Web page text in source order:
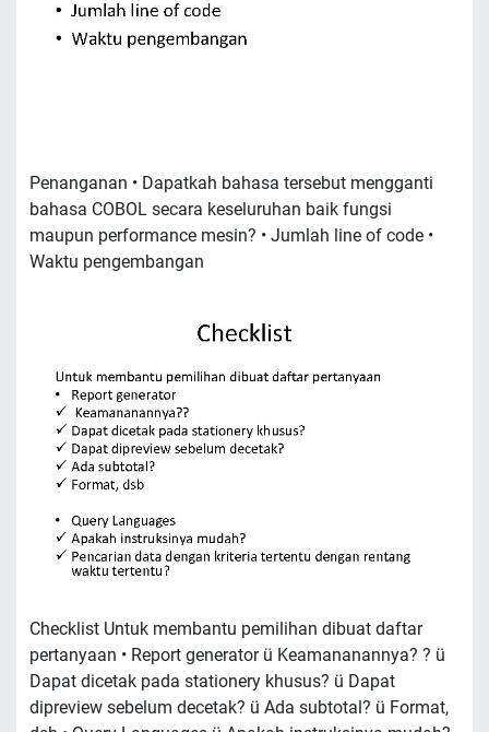
Penanganan • Dapatkah bahasa tersebut mengganti
bahasa COBOL secara keseluruhan baik fungsi
maupun performance mesin? • Jumlah line of code •
Waktu pengembangan
Checklist Untuk membantu pemilihan dibuat daftar
pertanyaan • Report generator ü Keamananannya? ? ü
Dapat dicetak pada stationery khusus? ü Dapat
dipreview sebelum decetak? ü Ada subtotal? ü Format,